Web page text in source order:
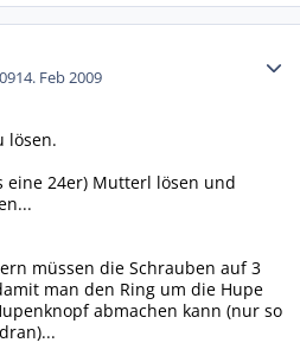
14. Feb 2009
lösen.
eine 24er) Mutterl lösen und
müssen die Schrauben auf 3
man den Ring um die Hupe
abmachen kann (nur so